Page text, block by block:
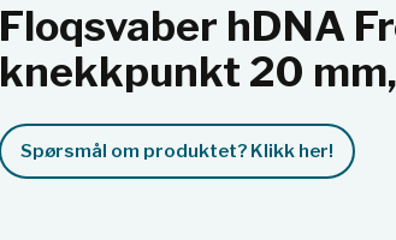
Floqsvaber hDNA
knekkpunkt 20
Spørsmål om produktet? Klikk her!